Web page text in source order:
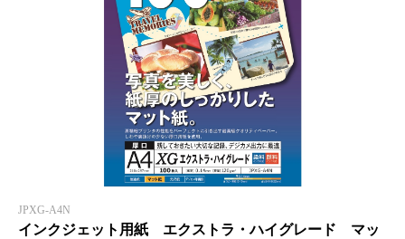
JPXG-A4N
インクジェット用紙 エクストラ・ハイグレード マッ